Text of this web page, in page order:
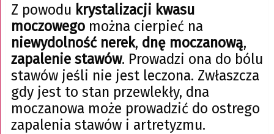
Z powodu krystalizacji kwasu
moczowegomożna cierpieć na
niewydolność nerek, dnę moczanową,
zapalenie stawów. Prowadzi ona do bólu
stawów jeśli nie jest leczona. Zwłaszcza
gdy jest to stan przewlekły, dna
moczanowa może prowadzić do ostrego
zapalenia stawów i artretyzmu.